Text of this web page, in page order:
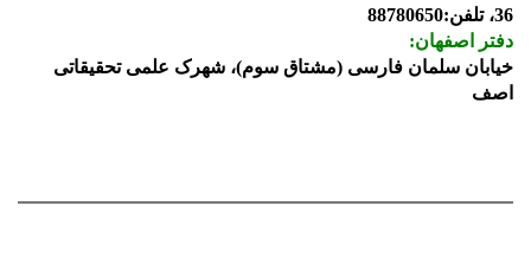
36، تلفن:88780650
دفتر اصفهان:
خیابان سلمان فارسی (مشتاق سوم)، شهرک علمی تحقیقاتی
اصف